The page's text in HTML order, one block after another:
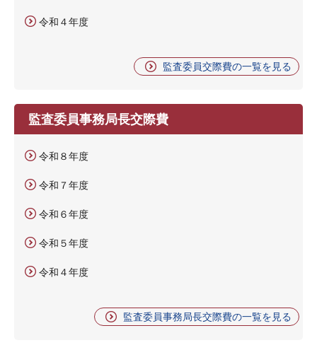
令和４年度
監査委員交際費の一覧を見る
監査委員事務局長交際費
令和８年度
令和７年度
令和６年度
令和５年度
令和４年度
監査委員事務局長交際費の一覧を見る